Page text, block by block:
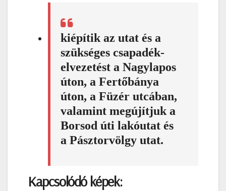
kiépítik az utat és a
szükséges csapadék-
elvezetést a Nagylapos
úton, a Fertőbánya
úton, a Füzér utcában,
valamint megújítjuk a
Borsod úti lakóutat és
a Pásztorvölgy utat.
Kapcsolódó képek: